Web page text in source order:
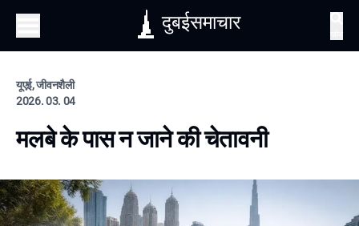
दुबईसमाचार
यूएई, जीवनशैली
2026. 03. 04
मलबे के पास न जाने की चेतावनी